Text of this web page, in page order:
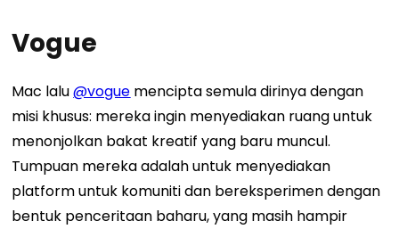
Vogue
Mac lalu@vogue mencipta semula dirinya dengan
misi khusus: mereka ingin menyediakan ruang untuk
menonjolkan bakat kreatif yang baru muncul.
Tumpuan mereka adalah untuk menyediakan
platform untuk komuniti dan bereksperimen dengan
bentuk penceritaan baharu, yang masih hampir